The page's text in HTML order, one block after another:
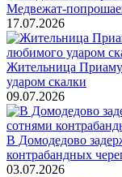
Медвежат-
17.07.2026
Жительница
ударом скалки
09.07.2026
В Домодедово
контрабандных
03.07.2026